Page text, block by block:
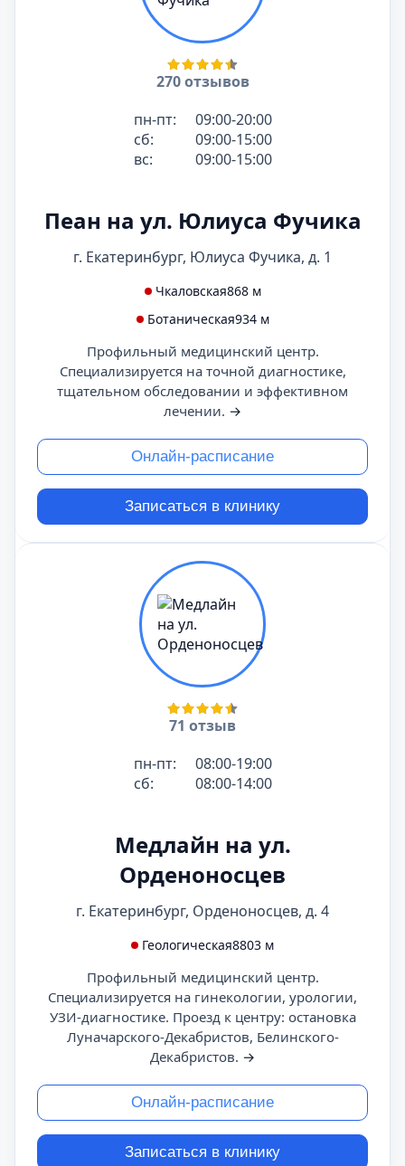
270 отзывов
пн-пт:
09:00-20:00
сб:
09:00-15:00
вс:
09:00-15:00
Пеан на ул. Юлиуса Фучика
г. Екатеринбург, Юлиуса Фучика, д. 1
Чкаловская868 м
Ботаническая934 м
Профильный медицинский центр.
Специализируется на точной диагностике,
тщательном обследовании и эффективном
лечении. →
Онлайн-расписание
Записаться в клинику
71 отзыв
пн-пт:
08:00-19:00
сб:
08:00-14:00
Медлайн на ул.
Орденоносцев
г. Екатеринбург, Орденоносцев, д. 4
Геологическая8803 м
Профильный медицинский центр.
Специализируется на гинекологии, урологии,
УЗИ-диагностике. Проезд к центру: остановка
Луначарского-Декабристов, Белинского-
Декабристов. →
Онлайн-расписание
Записаться в клинику